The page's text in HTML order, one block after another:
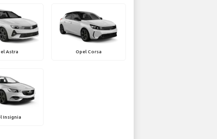
Astra Opel Corsa
Insignia